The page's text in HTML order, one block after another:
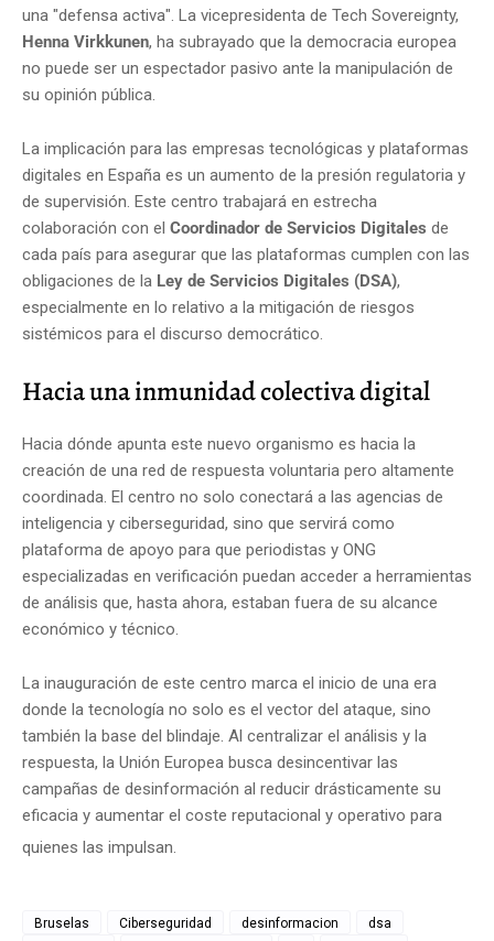
una "defensa activa". La vicepresidenta de Tech Sovereignty,
Henna Virkkunen, ha subrayado que la democracia europea
no puede ser un espectador pasivo ante la manipulación de
su opinión pública.
La implicación para las empresas tecnológicas y plataformas
digitales en España es un aumento de la presión regulatoria y
de supervisión. Este centro trabajará en estrecha
colaboración con el Coordinador de Servicios Digitales de
cada país para asegurar que las plataformas cumplen con las
obligaciones de la Ley de Servicios Digitales (DSA),
especialmente en lo relativo a la mitigación de riesgos
sistémicos para el discurso democrático.
Hacia una inmunidad colectiva digital
Hacia dónde apunta este nuevo organismo es hacia la
creación de una red de respuesta voluntaria pero altamente
coordinada. El centro no solo conectará a las agencias de
inteligencia y ciberseguridad, sino que servirá como
plataforma de apoyo para que periodistas y ONG
especializadas en verificación puedan acceder a herramientas
de análisis que, hasta ahora, estaban fuera de su alcance
económico y técnico.
La inauguración de este centro marca el inicio de una era
donde la tecnología no solo es el vector del ataque, sino
también la base del blindaje. Al centralizar el análisis y la
respuesta, la Unión Europea busca desincentivar las
campañas de desinformación al reducir drásticamente su
eficacia y aumentar el coste reputacional y operativo para
quienes las impulsan.
Bruselas Ciberseguridad desinformacion
dsa